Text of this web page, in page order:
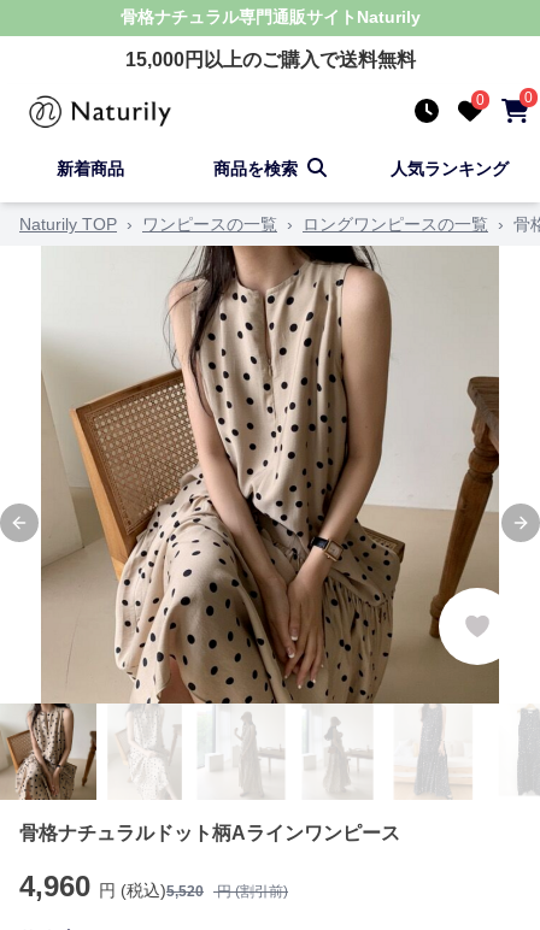
骨格ナチュラル専門通販サイト Naturily
15,000円以上のご購入で送料無料
0 0
新着商品 商品を検索 人気ランキング
Naturily TOP › ワンピースの一覧 › ロングワンピースの一覧 › 骨
Previous slide
骨格ナチュラルドット柄Aラインワンピース
4,960 円 (税込)5,520 円 (割引前)